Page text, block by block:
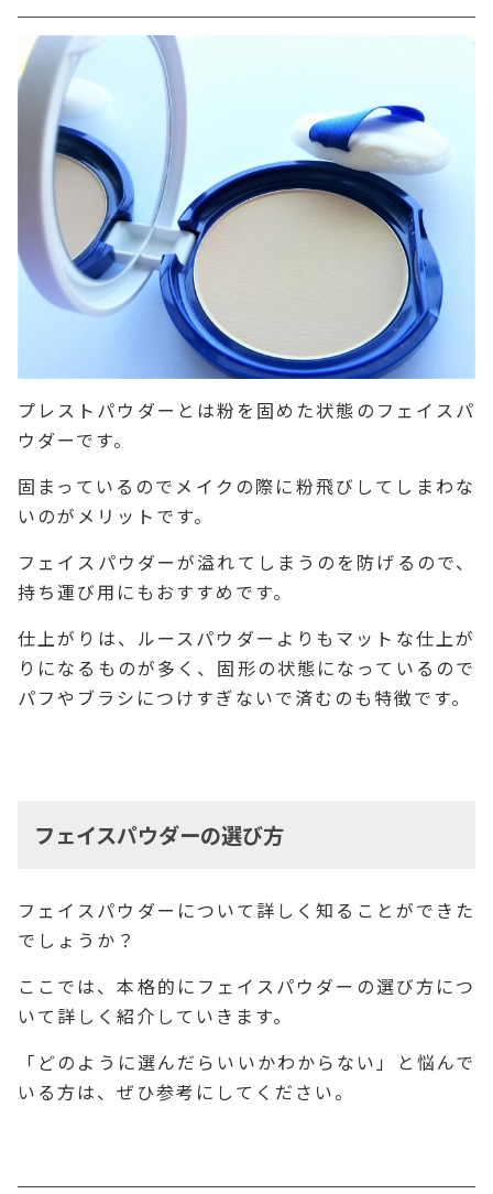
プレストパウダーとは粉を固めた状態のフェイスパ
ウダーです。
固まっているのでメイクの際に粉飛びしてしまわな
いのがメリットです。
フェイスパウダーが溢れてしまうのを防げるので、
持ち運び用にもおすすめです。
仕上がりは、ルースパウダーよりもマットな仕上が
りになるものが多く、固形の状態になっているので
パフやブラシにつけすぎないで済むのも特徴です。
フェイスパウダーの選び方
フェイスパウダーについて詳しく知ることができた
でしょうか？
ここでは、本格的にフェイスパウダーの選び方につ
いて詳しく紹介していきます。
「どのように選んだらいいかわからない」と悩んで
いる方は、ぜひ参考にしてください。